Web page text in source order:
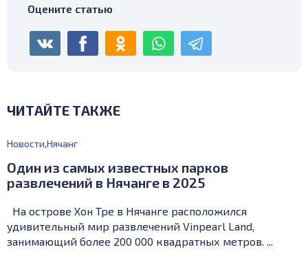
Оцените статью
ЧИТАЙТЕ ТАКЖЕ
Новости,Нячанг
Один из самых известных парков
развлечений в Нячанге в 2025
На острове Хон Тре в Нячанге расположился
удивительный мир развлечений Vinpearl Land,
занимающий более 200 000 квадратных метров. ...